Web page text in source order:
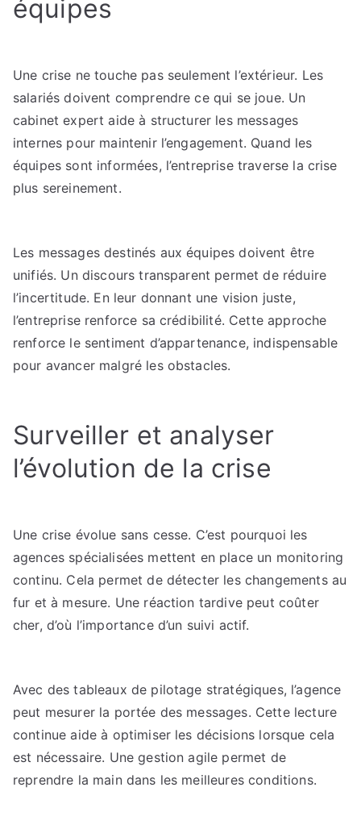
équipes
Une crise ne touche pas seulement l’extérieur. Les
salariés doivent comprendre ce qui se joue. Un
cabinet expert aide à structurer les messages
internes pour maintenir l’engagement. Quand les
équipes sont informées, l’entreprise traverse la crise
plus sereinement.
Les messages destinés aux équipes doivent être
unifiés. Un discours transparent permet de réduire
l’incertitude. En leur donnant une vision juste,
l’entreprise renforce sa crédibilité. Cette approche
renforce le sentiment d’appartenance, indispensable
pour avancer malgré les obstacles.
Surveiller et analyser
l’évolution de la crise
Une crise évolue sans cesse. C’est pourquoi les
agences spécialisées mettent en place un monitoring
continu. Cela permet de détecter les changements au
fur et à mesure. Une réaction tardive peut coûter
cher, d’où l’importance d’un suivi actif.
Avec des tableaux de pilotage stratégiques, l’agence
peut mesurer la portée des messages. Cette lecture
continue aide à optimiser les décisions lorsque cela
est nécessaire. Une gestion agile permet de
reprendre la main dans les meilleures conditions.